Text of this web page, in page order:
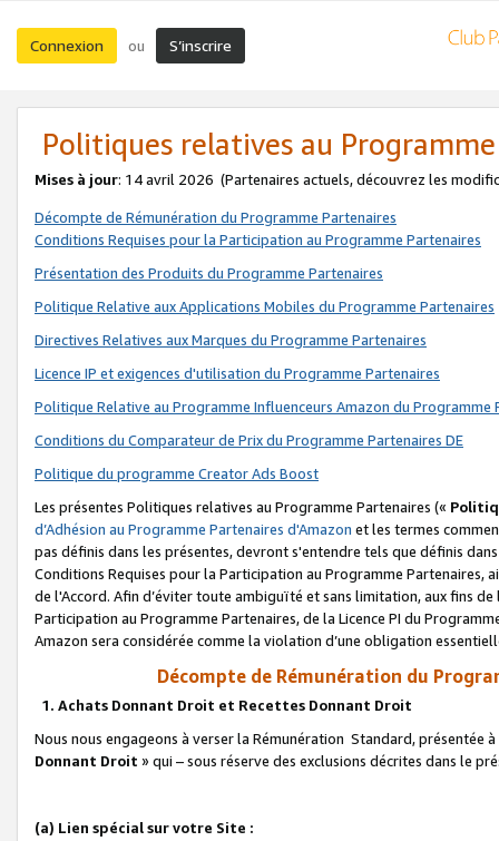
Connexion ou S’inscrire
Politiques relatives au
Mises à jour: 14 avril 2026 (Partenaires actuels, découvrez les
Décompte de Rémunération du Programme Partenaires
Conditions Requises pour la Participation au Programme Partenaires
Présentation des Produits du Programme Partenaires
Politique Relative aux Applications Mobiles du Programme Partenaires
Directives Relatives aux Marques du Programme Partenaires
Licence IP et exigences d'utilisation du Programme Partenaires
Politique Relative au Programme Influenceurs Amazon du Programme
Conditions du Comparateur de Prix du Programme Partenaires DE
Politique du programme Creator Ads Boost
Les présentes Politiques relatives au Programme Partenaires («
d’Adhésion au Programme Partenaires d'Amazon et les termes
pas définis dans les présentes, devront s'entendre tels que définis
Conditions Requises pour la Participation au Programme Partenaires,
de l'Accord. Afin d’éviter toute ambiguïté et sans limitation, aux fins
Participation au Programme Partenaires, de la Licence PI du
Amazon sera considérée comme la violation d’une obligation
Décompte de Rémunération du
1. Achats Donnant Droit et Recettes Donnant Droit
Nous nous engageons à verser la Rémunération Standard, présentée
Donnant Droit » qui – sous réserve des exclusions décrites dans le
(a) Lien spécial sur votre Site :